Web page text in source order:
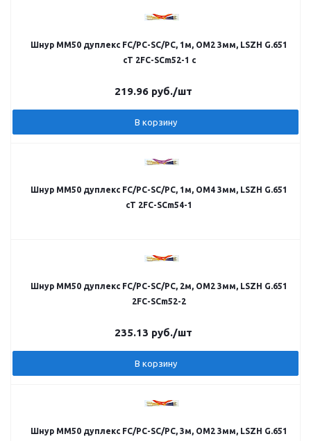
Шнур MM50 дуплекс FC/PC-SC/PC, 1м, OM2 3мм, LSZH G.651
cT 2FC-SCm52-1 c
219.96руб./шт
В корзину
Шнур MM50 дуплекс FC/PC-SC/PC, 1м, OM4 3мм, LSZH G.651
cT 2FC-SCm54-1
Шнур MM50 дуплекс FC/PC-SC/PC, 2м, OM2 3мм, LSZH G.651
2FC-SCm52-2
235.13 руб./шт
В корзину
Шнур MM50 дуплекс FC/PC-SC/PC, 3м, OM2 3мм, LSZH G.651